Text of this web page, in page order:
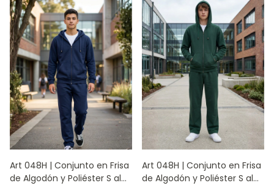
Art 048H | Conjunto en Frisa
de Algodón y Poliéster S al
Art 048H | Conjunto en Frisa
de Algodón y Poliéster S al